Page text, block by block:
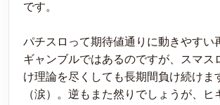
です。
パチスロって期待値通りに動きやすい
ギャンブルではあるのですが、スマス
け理論を尽くしても長期間負け続けま
（涙）。逆もまた然りでしょうが、ヒ